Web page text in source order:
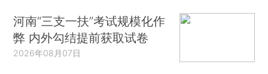
河南“三支一扶”考试规模化作
弊 内外勾结提前获取试卷
2026年08月07日